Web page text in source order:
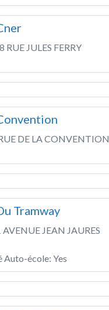
RUE JULES FERRY
DE LA CONVENTION
Tramway
AVENUE JEAN JAURES
Auto-école: Yes